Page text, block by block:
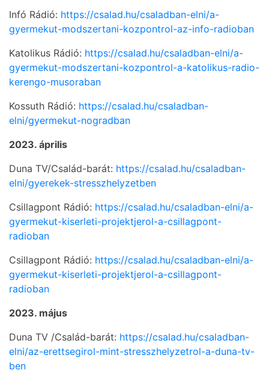
Infó Rádió: https://csalad.hu/csaladban-elni/a-
gyermekut-modszertani-kozpontrol-az-info-radioban
Katolikus Rádió: https://csalad.hu/csaladban-elni/a-
gyermekut-modszertani-kozpontrol-a-katolikus-radio-
kerengo-musoraban
Kossuth Rádió: https://csalad.hu/csaladban-
elni/gyermekut-nogradban
2023. április
Duna TV/Család-barát: https://csalad.hu/csaladban-
elni/gyerekek-stresszhelyzetben
Csillagpont Rádió: https://csalad.hu/csaladban-elni/a-
gyermekut-kiserleti-projektjerol-a-csillagpont-
radioban
Csillagpont Rádió: https://csalad.hu/csaladban-elni/a-
gyermekut-kiserleti-projektjerol-a-csillagpont-
radioban
2023. május
Duna TV /Család-barát: https://csalad.hu/csaladban-
elni/az-erettsegirol-mint-stresszhelyzetrol-a-duna-tv-
ben